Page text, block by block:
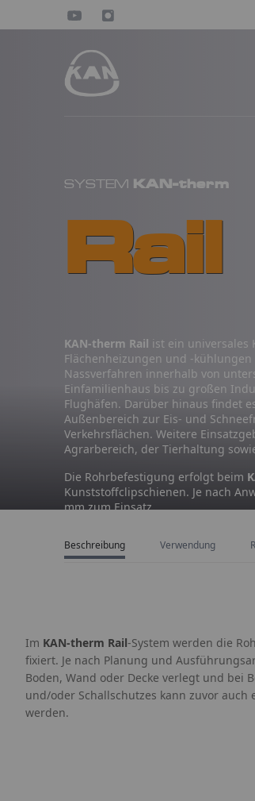
SYSTEM KAN-therm
Rail
KAN-therm Rail ist ein universales
Flächenheizungen und -
Nassverfahren innerhalb von
Einfamilienhaus bis zu großen
Flughäfen. Darüber hinaus findet
Außenbereich zur Eis- und
Verkehrsflächen. Weitere
Agrarbereich, der Tierhaltung
Die Rohrbefestigung erfolgt beim
Kunststoffclipschienen. Je nach
mm zum Einsatz.
Beschreibung Verwendung
Im KAN-therm Rail-System werden die
fixiert. Je nach Planung und
Boden, Wand oder Decke verlegt und bei
und/oder Schallschutzes kann zuvor
werden.